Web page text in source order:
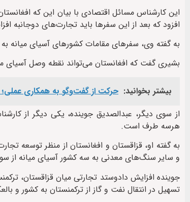
این کارشناس مسائل اقتصادی با بیان این که
افزود که بعد از این سفرها باید تجارت‌های دوجانبه
به گفته وی، سفرهای مقامات کشورهای آسیای میانه
بشیری گفت که افغانستان می‌تواند نقطه وصل
بیشتر بخوانید: حرکت از گفت‌وگو به همکاری
از سوی دیگر، عبدالصدیق جوینده، یکی دیگر از
هرسه طرف است.
به گفته او، قزاقستان و افغانستان از منظر
و سایر سنگ‌های معدنی به سه کشور آسیای میانه از
جوینده افزایش دادوستد تجارتی میان قزاقستان،
تسهیل در انتقال نفت و گاز از ترکمنستان به کشور و